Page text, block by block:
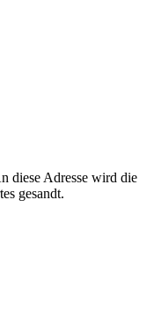
diese Adresse wird die
gesandt.